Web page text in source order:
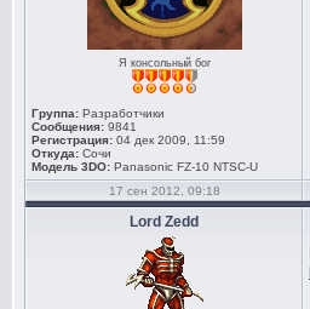
Я консольный бог
Группа: Разработчики
Сообщения: 9841
Регистрация: 04 дек 2009, 11:59
Откуда: Сочи
Модель 3DO: Panasonic FZ-10 NTSC-U
17 сен 2012, 09:18
Lord Zedd